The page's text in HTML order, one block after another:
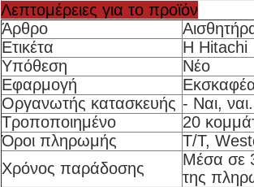
Λεπτομέρειες για το προϊόν
Άρθρο
Ετικέτα
Η Hitachi
Υπόθεση
Νέο
Εφαρμογή
Οργανωτής κατασκευής - Ναι, ναι.
Τροποποιημένο
20
Όροι πληρωμής
T/T,
Χρόνος παράδοσης
Μέσα σε
της